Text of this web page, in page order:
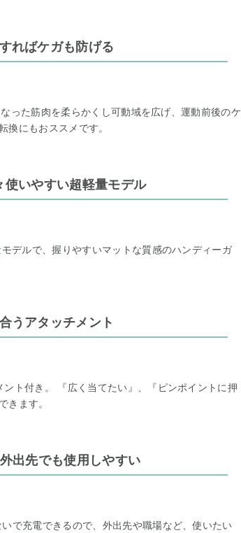
ればケガも防げる
った筋肉を柔らかくし可動域を広げ、運動前後のケ
換にもおススメです。
使いやすい超軽量モデル
デルで、握りやすいマットな質感のハンディーガ
うアタッチメント
ト付き。 『広く当てたい』、『ピンポイントに押
きます。
出先でも使用しやすい
で充電できるので、外出先や職場など、使いたい